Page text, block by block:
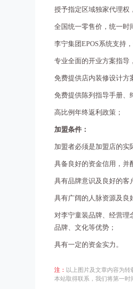
授予指定区域独家代理权
全国统一零售价，统一时
李宁集团EPOS系统支持
专业全面的开业方案指导
免费提供店内装修设计方
免费提供陈列指导手册、
高比例年终返利政策；
加盟条件：
加盟者必须是加盟店的实
具备良好的资金信用，并
具有品牌意识及良好的客
具有广阔的人脉资源及良
对李宁童装品牌、经营理
品牌、文化等优势；
具有一定的资金实力。
注： 以上图片及文章内容为
本站取得联系，我们将第一时